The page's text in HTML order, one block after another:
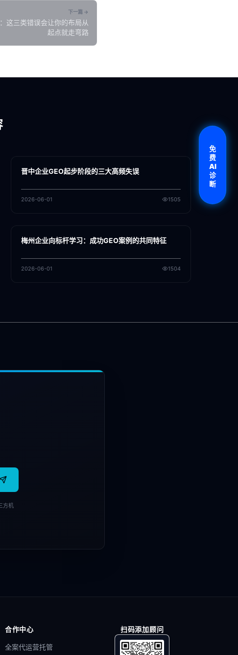
下一篇 →
这三类错误会让你的布局从
起点就走弯路
GEO
晋中企业GEO起步阶段的三大高频失误
2026-06-01 1505
GEO
梅州企业向标杆学习：成功GEO案例的共同特征
2026-06-01 1504
方机
合作中心
全案代运营托管
扫码添加顾问
免
费
AI
诊
断